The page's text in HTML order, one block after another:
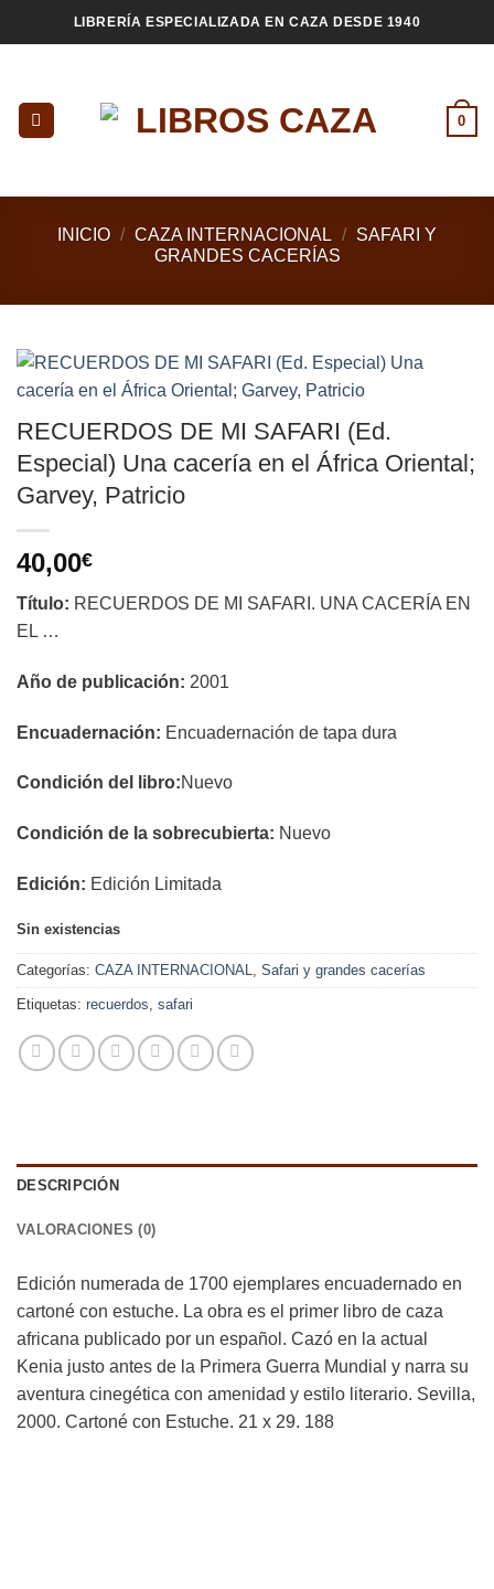
al
LIBRERÍA ESPECIALIZADA EN CAZA DESDE 1940
0
INICIO / CAZA INTERNACIONAL /
SAFARI Y
GRANDES CACERÍAS
RECUERDOS DE MI SAFARI (Ed.
Especial) Una cacería en el África Oriental;
Garvey, Patricio
40,00€
Título: RECUERDOS DE MI SAFARI. UNA CACERÍA EN
EL …
Año de publicación: 2001
Encuadernación: Encuadernación de tapa dura
Condición del libro:Nuevo
Condición de la sobrecubierta: Nuevo
Edición: Edición Limitada
Sin existencias
Categorías: CAZA INTERNACIONAL Safari y grandes cacerías
Etiquetas: recuerdos safari
DESCRIPCIÓN
VALORACIONES (0)
Edición numerada de 1700 ejemplares encuadernado en
cartoné con estuche. La obra es el primer libro de caza
africana publicado por un español. Cazó en la actual
Kenia justo antes de la Primera Guerra Mundial y narra su
aventura cinegética con amenidad y estilo literario. Sevilla,
2000. Cartoné con Estuche. 21 x 29. 188